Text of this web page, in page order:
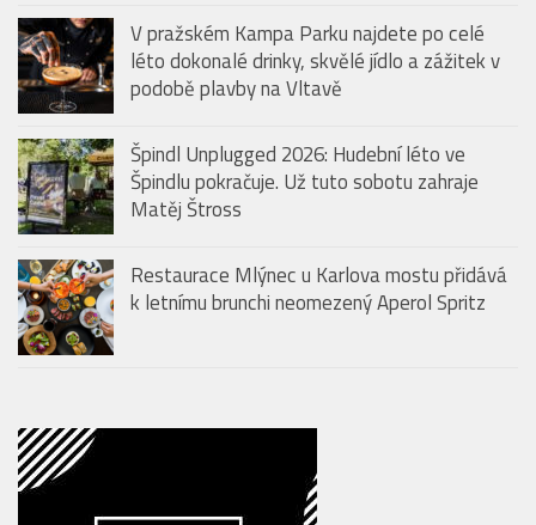
V pražském Kampa Parku najdete po celé
léto dokonalé drinky, skvělé jídlo a zážitek v
podobě plavby na Vltavě
Špindl Unplugged 2026: Hudební léto ve
Špindlu pokračuje. Už tuto sobotu zahraje
Matěj Štross
Restaurace Mlýnec u Karlova mostu přidává
k letnímu brunchi neomezený Aperol Spritz